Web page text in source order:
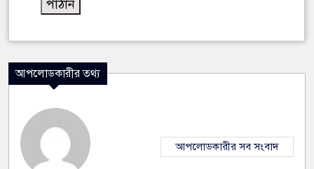
আপলোডকারীর তথ্য
আপলোডকারীর সব সংবাদ